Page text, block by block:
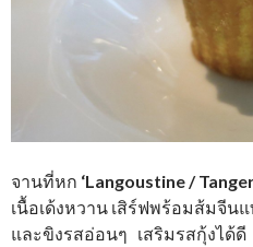
จานที่หก ‘Langoustine /
เนื้อเด้งหวาน เสิร์ฟพร้อมส้มจี
และขิงรสอ่อนๆ เสริมรสกุ้งได้